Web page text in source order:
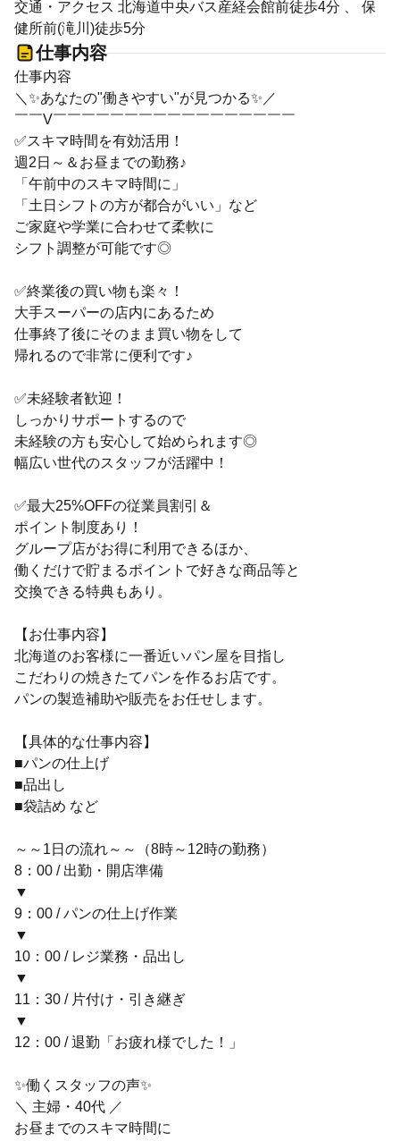
交通・アクセス 北海道中央バス産経会館前徒歩4分 、 保
健所前(滝川)徒歩5分
仕事内容
仕事内容
＼✨あなたの"働きやすい"が見つかる✨／
￣￣V￣￣￣￣￣￣￣￣￣￣￣￣￣￣￣￣￣
✅スキマ時間を有効活用！
週2日～＆お昼までの勤務♪
「午前中のスキマ時間に」
「土日シフトの方が都合がいい」など
ご家庭や学業に合わせて柔軟に
シフト調整が可能です◎
✅終業後の買い物も楽々！
大手スーパーの店内にあるため
仕事終了後にそのまま買い物をして
帰れるので非常に便利です♪
✅未経験者歓迎！
しっかりサポートするので
未経験の方も安心して始められます◎
幅広い世代のスタッフが活躍中！
✅最大25%OFFの従業員割引＆
ポイント制度あり！
グループ店がお得に利用できるほか、
働くだけで貯まるポイントで好きな商品等と
交換できる特典もあり。
【お仕事内容】
北海道のお客様に一番近いパン屋を目指し
こだわりの焼きたてパンを作るお店です。
パンの製造補助や販売をお任せします。
【具体的な仕事内容】
■パンの仕上げ
■品出し
■袋詰め など
～～1日の流れ～～（8時～12時の勤務）
8：00 / 出勤・開店準備
▼
9：00 / パンの仕上げ作業
▼
10：00 / レジ業務・品出し
▼
11：30 / 片付け・引き継ぎ
▼
12：00 / 退勤「お疲れ様でした！」
✨働くスタッフの声✨
＼ 主婦・40代 ／
お昼までのスキマ時間に